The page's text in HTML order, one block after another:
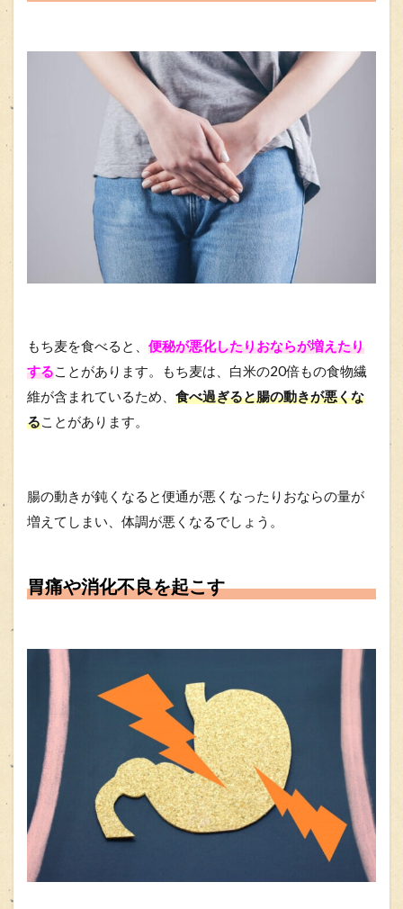
もち麦を食べると、 便秘が悪化したりおならが増えたり
することがあります。もち麦は、白米の20倍もの食物繊
維が含まれているため、 食べ過ぎると腸の動きが悪くな
ることがあります。
腸の動きが鈍くなると便通が悪くなったりおならの量が
増えてしまい、体調が悪くなるでしょう。
胃痛や消化不良を起こす